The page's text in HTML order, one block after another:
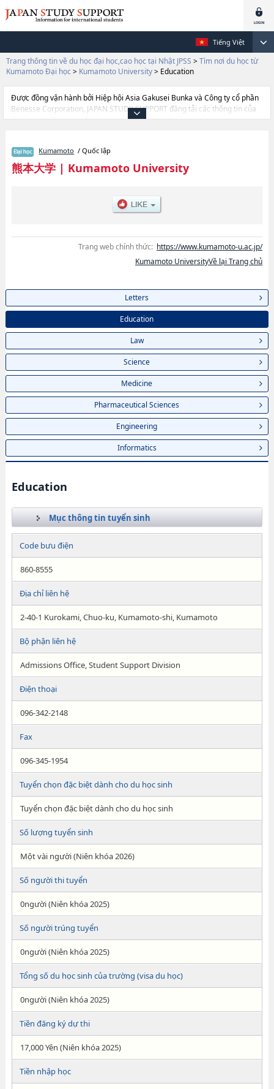
Tiếng Việt
Trang thông tin về du học đại học,cao học tại Nhật JPSS > Tìm nơi du học từ
Kumamoto Đại học > Kumamoto University> Education
Được đồng vận hành bởi Hiệp hội Asia Gakusei Bunka và Công ty cổ phần
Benesse Corporation, JAPAN STUDY SUPPORT đăng tải các thông tin của
khoảng 1.300 trường đại học, cao học, trường đại học ngắn hạn, trường
cần thiết dành cho du học sinh, như là về các Ngành LettershoặcNgành
EducationhoặcNgành LawhoặcNgành SciencehoặcNgành
MedicinehoặcNgành Pharmaceutical ScienceshoặcNgành
học, thông tin liên quan đến thi tuyển như số lượng tuyển sinh, số lượng
trúng tuyển, cở sở trang thiết bị, hướng dẫn địa điểm v.v...
Kumamoto / Quốc lập
熊本大学| Kumamoto University
Trang web chính thức: https://www.kumamoto-u.ac.jp/
Kumamoto UniversityVề lại Trang chủ
Letters
Education
Law
Science
Medicine
Pharmaceutical Sciences
Engineering
Informatics
Education
Mục thông tin tuyển sinh
Code bưu điện
860-8555
Địa chỉ liên hệ
2-40-1 Kurokami, Chuo-ku, Kumamoto-shi, Kumamoto
Bộ phận liên hệ
Admissions Office, Student Support Division
Điện thoại
096-342-2148
Fax
096-345-1954
Tuyển chọn đặc biệt dành cho du học sinh
Tuyển chọn đặc biệt dành cho du học sinh
Số lượng tuyển sinh
Một vài người (Niên khóa 2026)
Số người thi tuyển
0người (Niên khóa 2025)
Số người trúng tuyển
0người (Niên khóa 2025)
Tổng số du học sinh của trường (visa du học)
0người (Niên khóa 2025)
Tiền đăng ký dự thi
17,000 Yên (Niên khóa 2025)
Tiền nhập học